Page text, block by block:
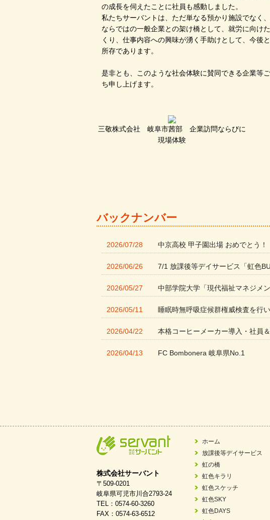
の成長を伺えたことに社員も感動しました。
私たちサーバントは、ただ単なる預かり施設でなく
ならではの一般企業との架け橋として、就労に向け
くり、仕事内容への興味が湧く手助けとして、今後
所存であります。
是非とも、このような社会体験に賛同できる企業等
ち申し上げます。
三敬株式会社 岐阜市茜部 企業訪問ならびに
現場体験
バックナンバー
2026/07/28 中京高校 甲子園出場 おめでとう！
2026/06/26 7/1 放課後等デイサービス「虹色
2026/05/27 中部学院大学「現代福祉マネジメ
2026/05/11 睡眠時無呼吸症候群権威検査を行い
2026/04/22 本格コーヒーメーカー導入・社員
2026/04/13 FC Bombonera 岐阜県No.1
2026/02/06 岐阜県「働いてもらい方改革」優
FC ボンボ ジュニア 稼働中 ～体
2025/06/10
2025/05/07 2025年6月中旬 OPEN 放課後等デ
株式会社サーバント
〒509-0201
岐阜県可児市川合2793-24
TEL：0574-60-3260
FAX：0574-63-6512
ホーム
放課後等デイサービス
虹の橋
虹色キラリ
虹色スケッチ
虹色SKY
虹色DAYS